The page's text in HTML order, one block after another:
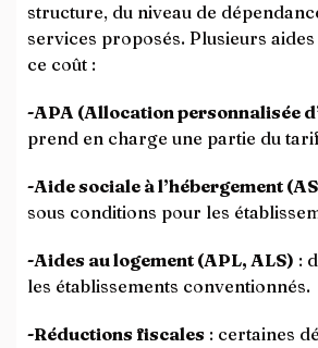
structure, du niveau de
services proposés. Plusieurs
ce coût :
-APA (Allocation personnalisée
prend en charge une partie du
-Aide sociale à l’hébergement
sous conditions pour les
-Aides au logement (APL, ALS) :
les établissements conventionnés.
-Réductions fiscales : certaines